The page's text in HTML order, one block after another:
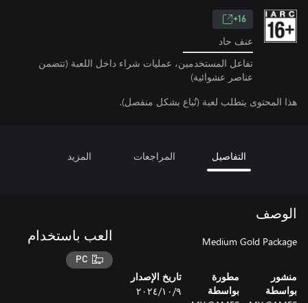
16+
عنف حاد
تفاعل المستخدمين، عمليات شراء داخل اللعبة (تتضمن
عناصر عشوائية)
هذا المحتوى يتطلب لعبة (تُباع بشكل منفصل).
التفاصيل المراجعات المزيد
الوصف
Medium Gold Package
منشور
بواسطة
مطورة
بواسطة
تاريخ الإصدار
٩‏/١٠‏/٢٠٢٤
العب باستخدام
PC